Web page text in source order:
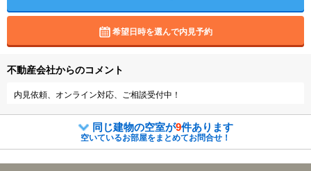
希望日時を選んで内見予約
不動産会社からのコメント
内見依頼、オンライン対応、ご相談受付中！
同じ建物の空室が9件あります
空いているお部屋をまとめてお問合せ！